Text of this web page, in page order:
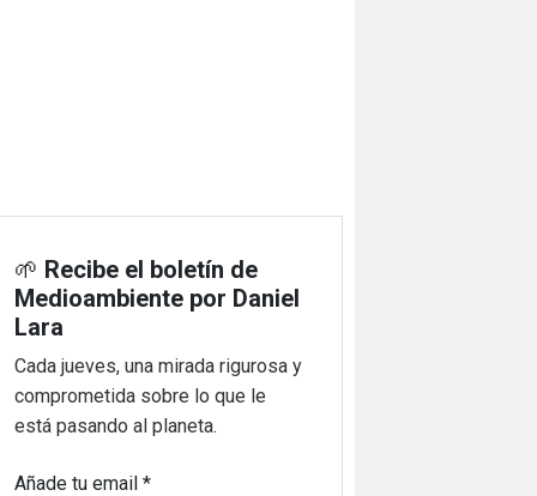
🌱 Recibe el boletín de
Medioambiente por Daniel
Lara
Cada jueves, una mirada rigurosa y
comprometida sobre lo que le
está pasando al planeta.
Añade tu email*